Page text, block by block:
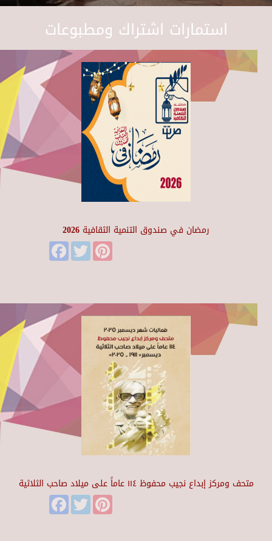
استمارات اشتراك ومطبوعات
رمضان في صندوق التنمية الثقافية 2026
FacebookTwitter
متحف ومركز إبداع نجيب محفوظ ١١٤ عاماً على ميلاد صاحب الثلاثية
FacebookTwitter